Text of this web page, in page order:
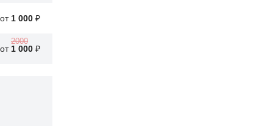
от 1 000 ₽
от
2000
1 000 ₽